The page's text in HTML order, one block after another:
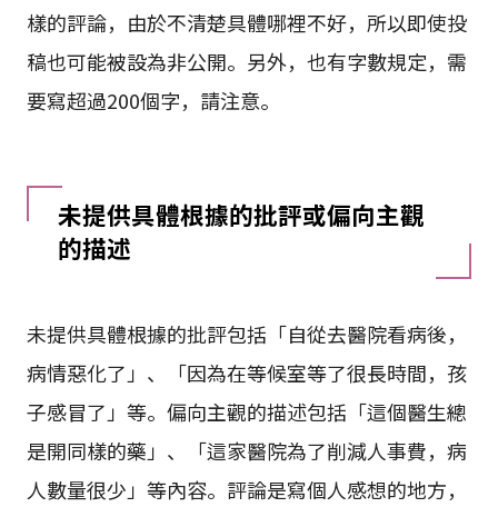
樣的評論，由於不清楚具體哪裡不好，所以即使投
稿也可能被設為非公開。另外，也有字數規定，需
要寫超過200個字，請注意。
未提供具體根據的批評或偏向主觀
的描述
未提供具體根據的批評包括「自從去醫院看病後，
病情惡化了」、「因為在等候室等了很長時間，孩
子感冒了」等。偏向主觀的描述包括「這個醫生總
是開同樣的藥」、「這家醫院為了削減人事費，病
人數量很少」等內容。評論是寫個人感想的地方，